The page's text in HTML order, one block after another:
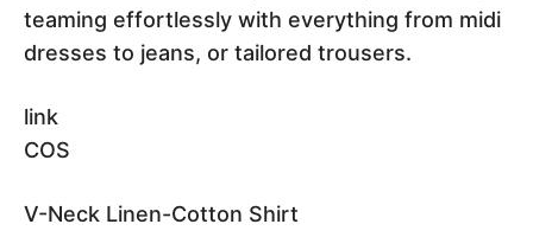
teaming effortlessly with everything from midi
dresses to jeans, or tailored trousers.
link
COS
V-Neck Linen-Cotton Shirt